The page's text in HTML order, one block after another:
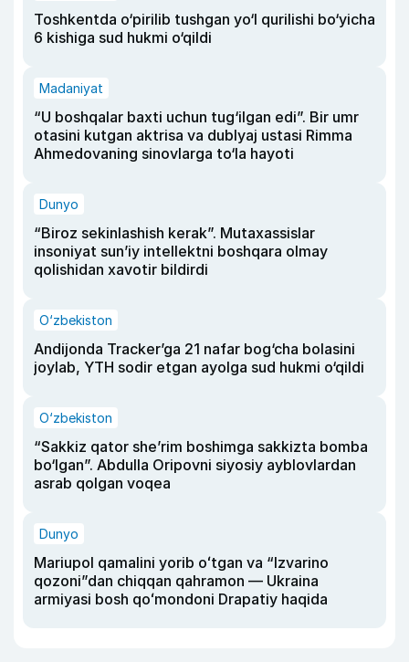
Toshkentda o‘pirilib tushgan yo‘l qurilishi bo‘yicha
6 kishiga sud hukmi o‘qildi
Madaniyat
“U boshqalar baxti uchun tug‘ilgan edi”. Bir umr
otasini kutgan aktrisa va dublyaj ustasi Rimma
Ahmedovaning sinovlarga to‘la hayoti
Dunyo
“Biroz sekinlashish kerak”. Mutaxassislar
insoniyat sun’iy intellektni boshqara olmay
qolishidan xavotir bildirdi
O‘zbekiston
Andijonda Tracker’ga 21 nafar bog‘cha bolasini
joylab, YTH sodir etgan ayolga sud hukmi o‘qildi
O‘zbekiston
“Sakkiz qator she’rim boshimga sakkizta bomba
bo‘lgan”. Abdulla Oripovni siyosiy ayblovlardan
asrab qolgan voqea
Dunyo
Mariupol qamalini yorib oʻtgan va “Izvarino
qozoni”dan chiqqan qahramon — Ukraina
armiyasi bosh qoʻmondoni Drapatiy haqida